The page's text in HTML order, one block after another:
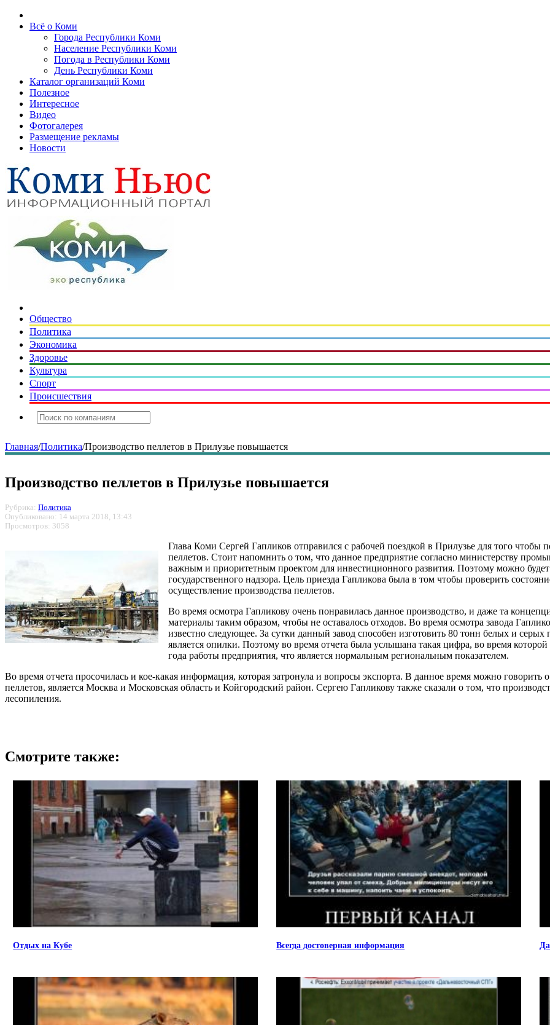
Всё о Коми
Города Республики Коми
Население Республики Коми
Погода в Республики Коми
День Республики Коми
Каталог организаций Коми
Полезное
Интересное
Видео
Фотогалерея
Размещение рекламы
Новости
Общество
Политика
Экономика
Здоровье
Культура
Спорт
Происшествия
Главная/Политика/Производство пеллетов в Прилузье повышается
Производство пеллетов в Прилузье повышается
Рубрика: Политика
Опубликовано: 14 марта 2018, 13:43
Просмотров: 3058
Глава Коми Сергей Гапликов отправился с рабочей поездкой в Прилузье для того чтобы
пеллетов. Стоит напомнить о том, что данное предприятие согласно министерству
важным и приоритетным проектом для инвестиционного развития. Поэтому можно будет
государственного надзора. Цель приезда Гапликова была в том чтобы проверить
осуществление производства пеллетов.
Во время осмотра Гапликову очень понравилась данное производство, и даже та
материалы таким образом, чтобы не оставалось отходов. Во время осмотра завода
известно следующее. За сутки данный завод способен изготовить 80 тонн белых и
является опилки. Поэтому во время отчета была услышана такая цифра, во время
года работы предприятия, что является нормальным региональным показателем.
Во время отчета просочилась и кое-какая информация, которая затронула и вопросы экспорта. В данное время можно
пеллетов, является Москва и Московская область и Койгородский район. Сергею Гапликову также сказали о том, что
лесопиления.
Смотрите также:
Отдых на Кубе Всегда достоверная информация